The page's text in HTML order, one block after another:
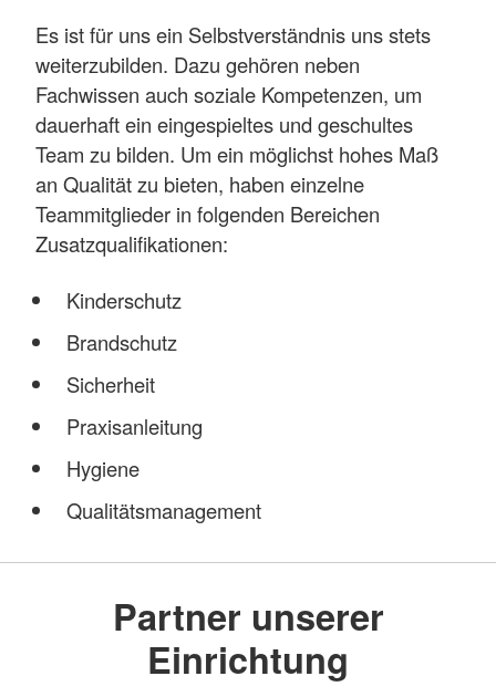
Es ist für uns ein Selbstverständnis uns stets
weiterzubilden. Dazu gehören neben
Fachwissen auch soziale Kompetenzen, um
dauerhaft ein eingespieltes und geschultes
Team zu bilden. Um ein möglichst hohes Maß
an Qualität zu bieten, haben einzelne
Teammitglieder in folgenden Bereichen
Zusatzqualifikationen:
Kinderschutz
Brandschutz
Sicherheit
Praxisanleitung
Hygiene
Qualitätsmanagement
Partner unserer
Einrichtung